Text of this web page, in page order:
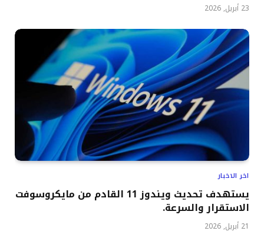
23 أبريل, 2026
اخر الاخبار
يستهدف تحديث ويندوز 11 القادم من مايكروسوفت
الاستقرار والسرعة.
21 أبريل, 2026